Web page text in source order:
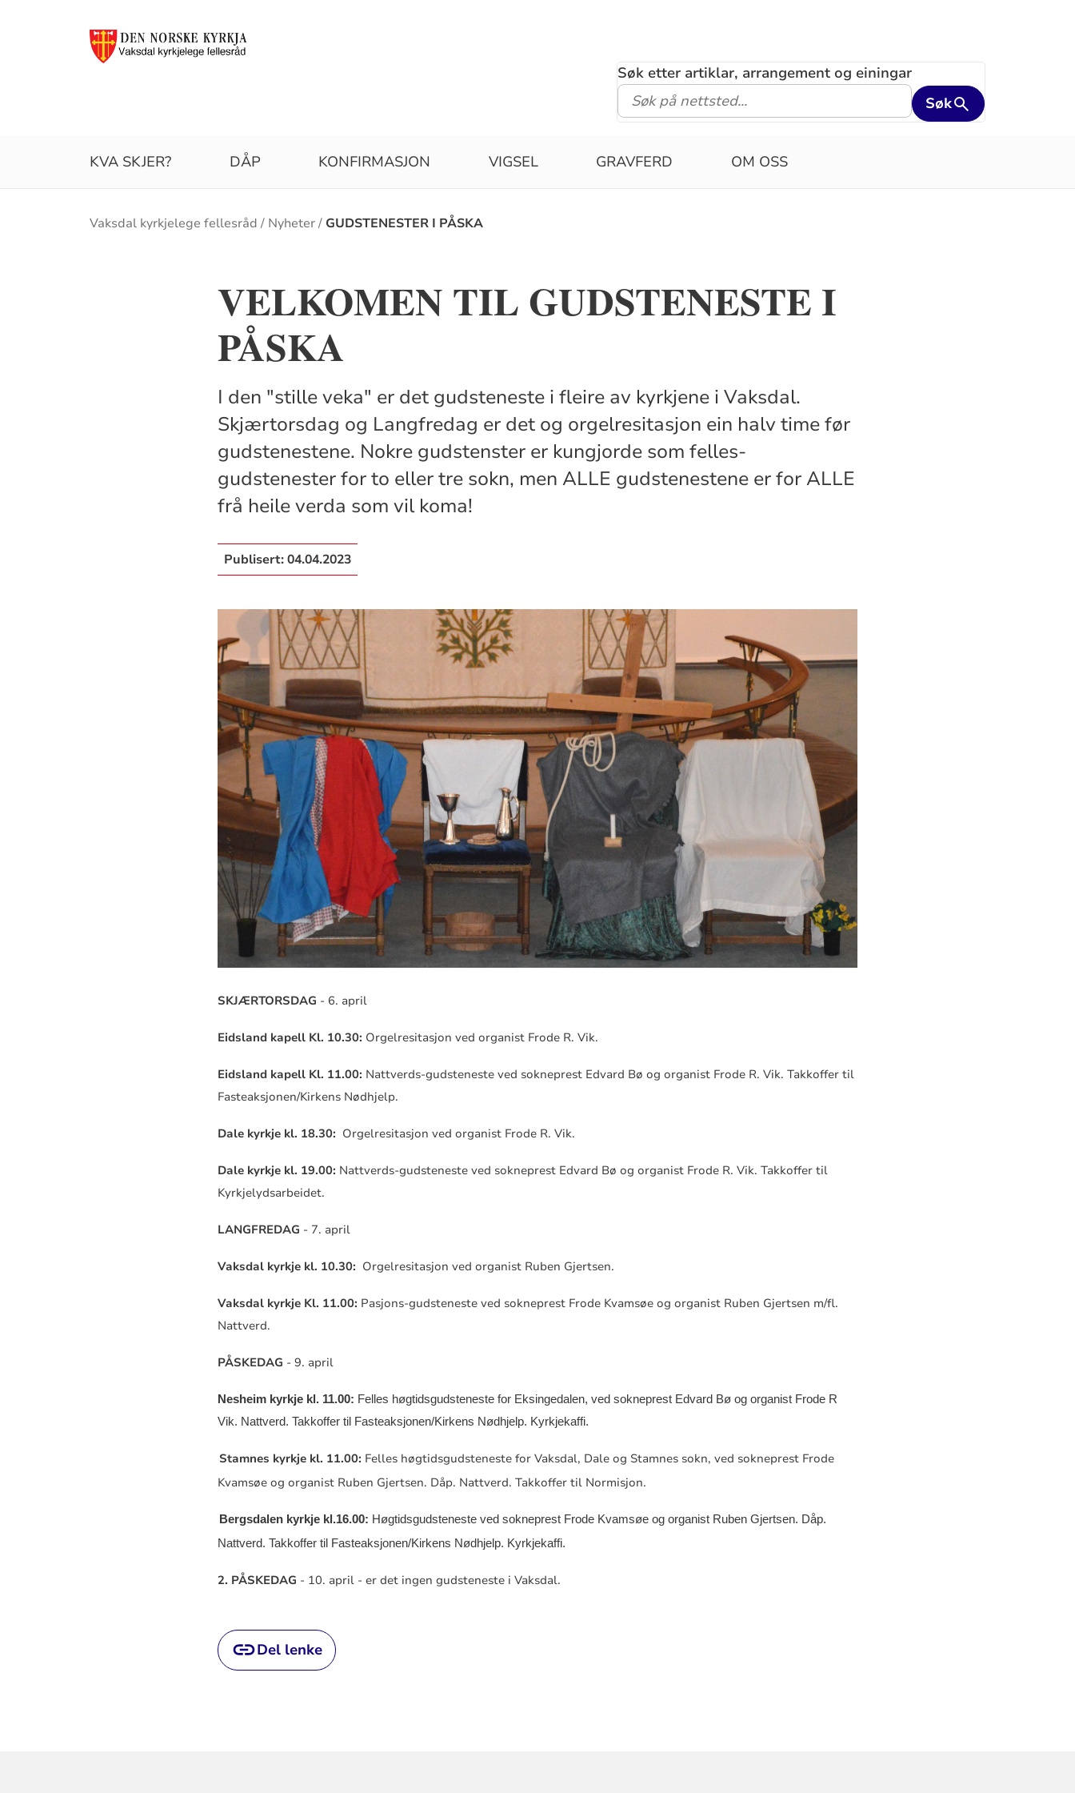
Søk etter artiklar, arrangement og einingar
Søk
KVA SKJER? DÅP KONFIRMASJON VIGSEL GRAVFERD OM OSS
Brødsmulesti
Vaksdal kyrkjelege fellesråd Nyheter GUDSTENESTER I PÅSKA
VELKOMEN TIL GUDSTENESTE I
PÅSKA
I den "stille veka" er det gudsteneste i fleire av kyrkjene i Vaksdal.
Skjærtorsdag og Langfredag er det og orgelresitasjon ein halv time før
gudstenestene. Nokre gudstenster er kungjorde som felles-
gudstenester for to eller tre sokn, men ALLE gudstenestene er for ALLE
frå heile verda som vil koma!
Publisert:04.04.2023
SKJÆRTORSDAG - 6. april
Eidsland kapell Kl. 10.30: Orgelresitasjon ved organist Frode R. Vik.
Eidsland kapell Kl. 11.00: Nattverds-gudsteneste ved sokneprest Edvard Bø og organist Frode R. Vik. Takkoffer til
Fasteaksjonen/Kirkens Nødhjelp.
Dale kyrkje kl. 18.30: Orgelresitasjon ved organist Frode R. Vik.
Dale kyrkje kl. 19.00: Nattverds-gudsteneste ved sokneprest Edvard Bø og organist Frode R. Vik. Takkoffer til
Kyrkjelydsarbeidet.
LANGFREDAG - 7. april
Vaksdal kyrkje kl. 10.30: Orgelresitasjon ved organist Ruben Gjertsen.
Vaksdal kyrkje Kl. 11.00: Pasjons-gudsteneste ved sokneprest Frode Kvamsøe og organist Ruben Gjertsen m/fl.
Nattverd.
PÅSKEDAG - 9. april
Nesheim kyrkje kl. 11.00: Felles høgtidsgudsteneste for Eksingedalen, ved sokneprest Edvard Bø og organist Frode R
Vik. Nattverd. Takkoffer til Fasteaksjonen/Kirkens Nødhjelp. Kyrkjekaffi.
Stamnes kyrkje kl. 11.00: Felles høgtidsgudsteneste for Vaksdal, Dale og Stamnes sokn, ved sokneprest Frode
Kvamsøe og organist Ruben Gjertsen. Dåp. Nattverd. Takkoffer til Normisjon.
Bergsdalen kyrkje kl.16.00: Høgtidsgudsteneste ved sokneprest Frode Kvamsøe og organist Ruben Gjertsen. Dåp.
Nattverd. Takkoffer til Fasteaksjonen/Kirkens Nødhjelp. Kyrkjekaffi.
2. PÅSKEDAG - 10. april - er det ingen gudsteneste i Vaksdal.
Del lenke